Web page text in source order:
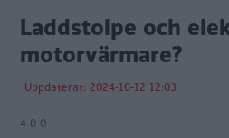
Laddstolpe och
motorvärmare?
Uppdaterat: 2024-10-12 12:03
4 0 0